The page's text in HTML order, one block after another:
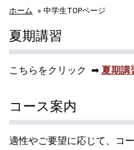
ホーム » 中学生TOPページ
夏期講習
こちらをクリック ➡ 夏期講
コース案内
適性やご要望に応じて、コ